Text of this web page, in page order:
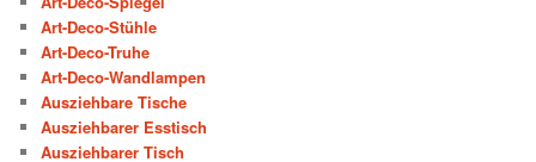
Art-Deco-Stühle
Art-Deco-Truhe
Art-Deco-Wandlampen
Ausziehbare Tische
Ausziehbarer Esstisch
Ausziehbarer Tisch